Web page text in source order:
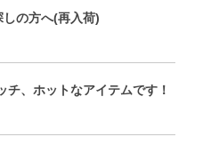
しの方へ(再入荷)
チ、ホットなアイテムです！